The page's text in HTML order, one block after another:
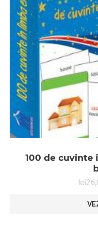
100 de cuvinte
lei